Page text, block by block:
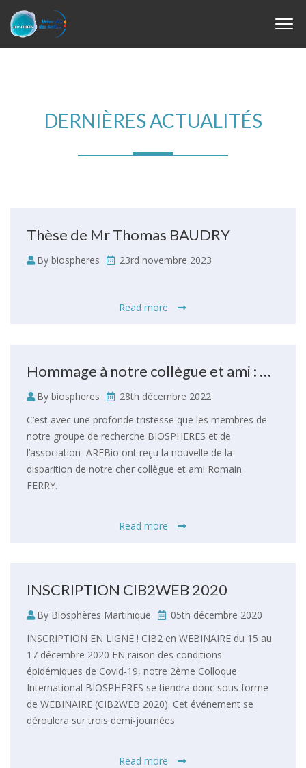
DERNIÈRES ACTUALITÉS
Thèse de Mr Thomas BAUDRY
By biospheres 23rd novembre 2023
Read more
Hommage à notre collègue et ami : Dr Romain FERRY
By biospheres
28th décembre 2022
C’est avec une profonde tristesse que les membres de
notre groupe de recherche BIOSPHERES et de
l’association AREBio ont reçu la nouvelle de la
disparition de notre cher collègue et ami Romain
FERRY.
Read more
INSCRIPTION CIB2WEB 2020
By Biosphères Martinique
05th décembre 2020
INSCRIPTION EN LIGNE ! CIB2 en WEBINAIRE du 15 au
17 décembre 2020 EN raison des conditions
épidémiques de Covid-19, notre 2ème Colloque
International BIOSPHERES se tiendra donc sous forme
de WEBINAIRE (CIB2WEB 2020). Cet événement se
déroulera sur trois demi-journées
Read more